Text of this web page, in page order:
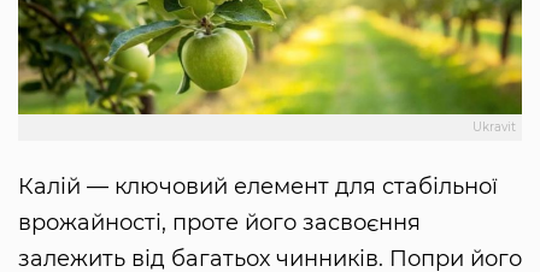
Ukravit
Калій — ключовий елемент для стабільної
врожайності, проте його засвоєння
залежить від багатьох чинників. Попри його